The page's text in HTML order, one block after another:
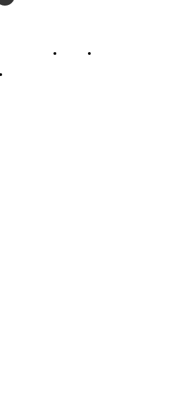
Pedoman Siber Kontak